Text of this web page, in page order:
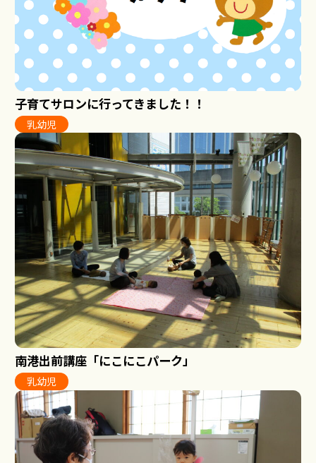
子育てサロンに行ってきました！！
乳幼児
南港出前講座「にこにこパーク」
乳幼児